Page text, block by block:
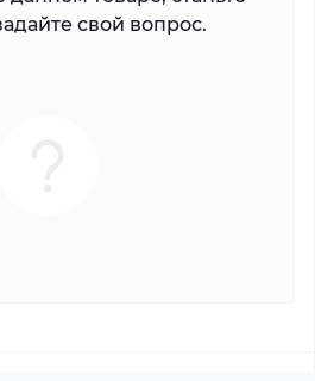
свой вопрос.